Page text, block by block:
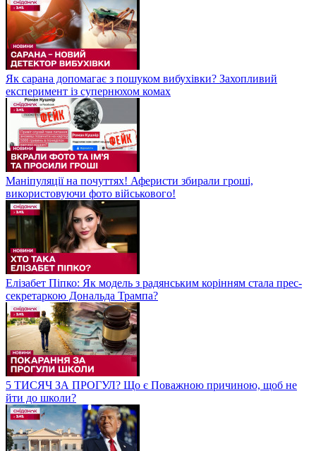
Як сарана допомагає з пошуком вибухівки? Захопливий
експеримент із супернюхом комах
Маніпуляції на почуттях! Аферисти збирали гроші,
використовуючи фото військового!
Елізабет Піпко: Як модель з радянським корінням стала прес-
секретаркою Дональда Трампа?
5 ТИСЯЧ ЗА ПРОГУЛ? Що є Поважною причиною, щоб не
йти до школи?